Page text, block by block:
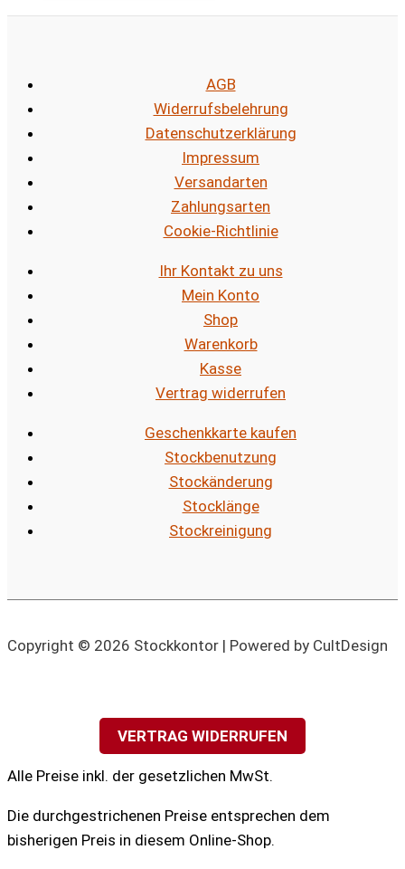
AGB
Widerrufsbelehrung
Datenschutzerklärung
Impressum
Versandarten
Zahlungsarten
Cookie-Richtlinie
Ihr Kontakt zu uns
Mein Konto
Shop
Warenkorb
Kasse
Vertrag widerrufen
Geschenkkarte kaufen
Stockbenutzung
Stockänderung
Stocklänge
Stockreinigung
Copyright © 2026 Stockkontor | Powered by CultDesign
VERTRAG WIDERRUFEN
Alle Preise inkl. der gesetzlichen MwSt.
Die durchgestrichenen Preise entsprechen dem
bisherigen Preis in diesem Online-Shop.